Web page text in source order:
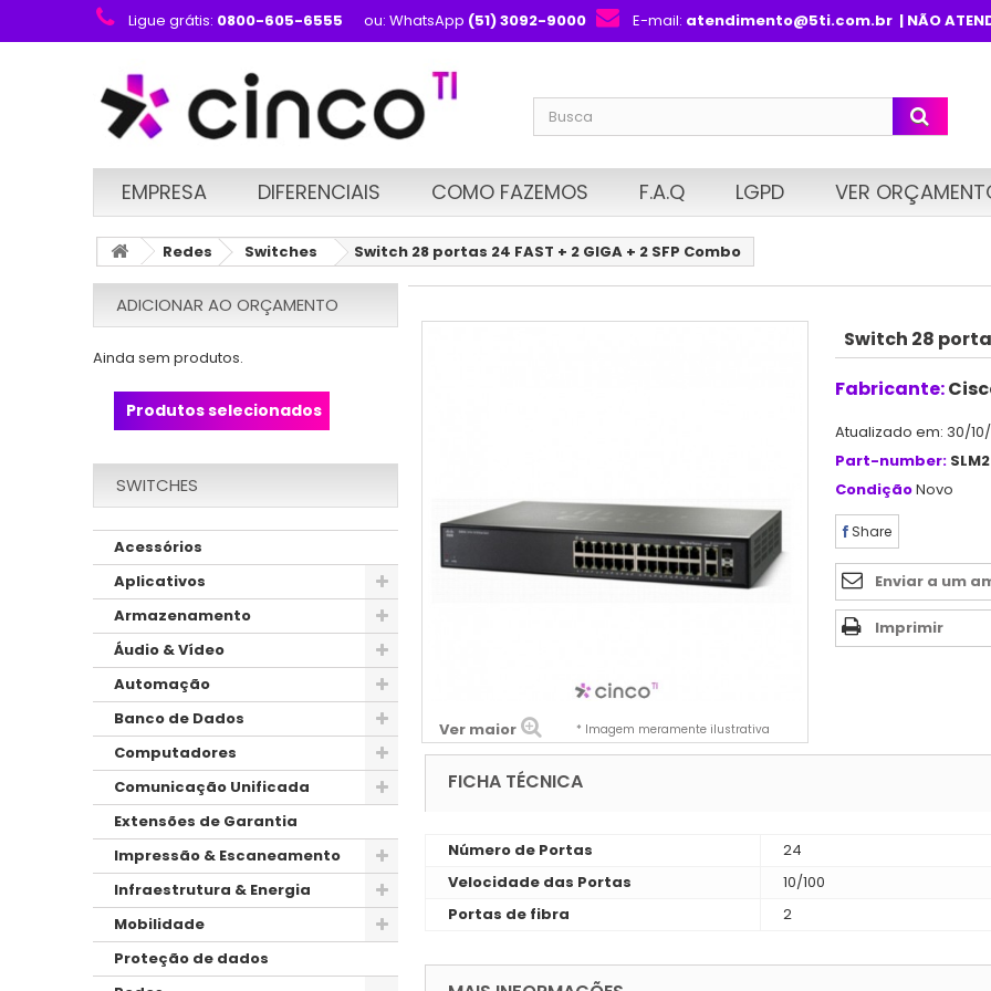
Ligue grátis: 0800-605-6555 ou: WhatsApp (51) 3092-9000 E-mail: atendimento@5ti.com.br| NÃO
EMPRESA DIFERENCIAIS COMO FAZEMOS F.A.Q LGPD VER
Redes Switches Switch 28 portas 24 FAST + 2 GIGA + 2 SFP Combo
ADICIONAR AO ORÇAMENTO
Ainda sem produtos.
Produtos selecionados
SWITCHES
Acessórios
Aplicativos
Armazenamento
Áudio & Vídeo
Automação
Banco de Dados
Computadores
Comunicação Unificada
Extensões de Garantia
Impressão & Escaneamento
Infraestrutura & Energia
Mobilidade
Proteção de dados
Ver maior * Imagem meramente ilustrativa
Switch 28
Fabricante:
Atualizado em: 30/
Part-number:
CondiçãoNovo
Share
Enviar a um
Imprimir
FICHA TÉCNICA
Número de Portas
24
Velocidade das Portas
10/100
Portas de fibra
2